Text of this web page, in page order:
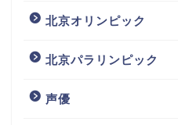
北京オリンピック
北京パラリンピック
声優